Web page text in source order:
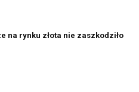
na rynku złota nie zaszkodziło